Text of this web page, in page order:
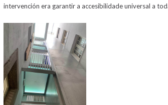
intervención era garantir a accesibilidade universal a